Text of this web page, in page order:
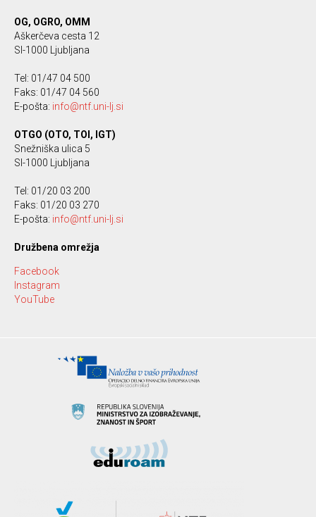
OG, OGRO, OMM
Aškerčeva cesta 12
SI-1000 Ljubljana
Tel: 01/47 04 500
Faks: 01/47 04 560
E-pošta: info@ntf.uni-lj.si
OTGO (OTO, TOI, IGT)
Snežniška ulica 5
SI-1000 Ljubljana
Tel: 01/20 03 200
Faks: 01/20 03 270
E-pošta: info@ntf.uni-lj.si
Družbena omrežja
Facebook
Instagram
YouTube